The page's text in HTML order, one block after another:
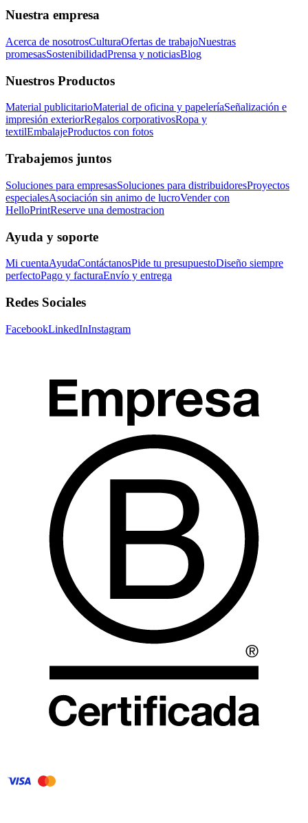
Nuestra empresa
Acerca de nosotrosCulturaOfertas de trabajoNuestras
promesasSostenibilidadPrensa y noticiasBlog
Nuestros Productos
Material publicitarioMaterial de oficina y papeleríaSeñalización e
impresión exteriorRegalos corporativosRopa y
textilEmbalajeProductos con fotos
Trabajemos juntos
Soluciones para empresasSoluciones para distribuidoresProyectos
especialesAsociación sin animo de lucroVender con
HelloPrintReserve una demostracion
Ayuda y soporte
Mi cuentaAyudaContáctanosPide tu presupuestoDiseño siempre
perfectoPago y facturaEnvío y entrega
Redes Sociales
FacebookLinkedInInstagram